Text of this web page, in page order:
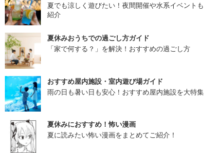
夏でも涼しく遊びたい！夜間開催や水系イベントも
紹介
夏休みおうちでの過ごし方ガイド
「家で何する？」を解決！おすすめの過ごし方
おすすめ屋内施設・室内遊び場ガイド
雨の日も暑い日も安心！おすすめ屋内施設を大特集
夏休みにおすすめ！怖い漫画
夏に読みたい怖い漫画をまとめてご紹介！